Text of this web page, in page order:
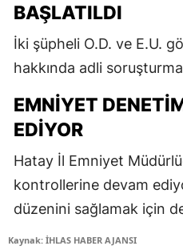
BAŞLATILDI
İki şüpheli O.D. ve E.U.
hakkında adli
EMNIYET
EDIYOR
Hatay İl Emniyet
kontrollerine devam
düzenini sağlamak için
Kaynak: İHLAS HABER AJANSI